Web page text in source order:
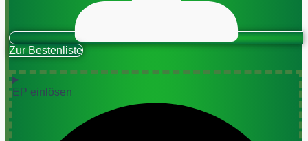
Zur Bestenliste
EP einlösen